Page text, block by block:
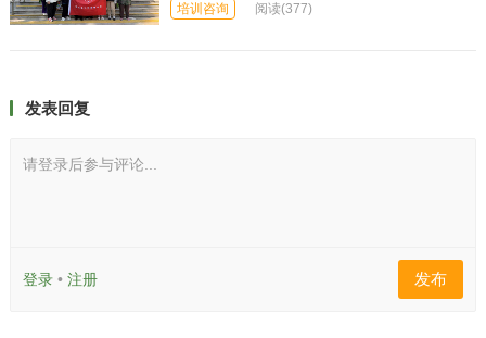
培训咨询 阅读(377)
发表回复
请登录后参与评论...
登录• 注册 发布